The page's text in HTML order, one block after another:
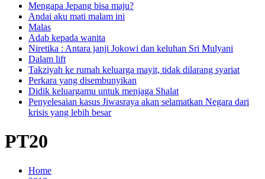
Mengapa Jepang bisa maju?
Andai aku mati malam ini
Malas
Adab kepada wanita
Niretika : Antara janji Jokowi dan keluhan Sri Mulyani
Dalam lift
Takziyah ke rumah keluarga mayit, tidak dilarang syariat
Perkara yang disembunyikan
Didik keluargamu untuk menjaga Shalat
Penyelesaian kasus Jiwasraya akan selamatkan Negara dari
krisis yang lebih besar
PT20
Home